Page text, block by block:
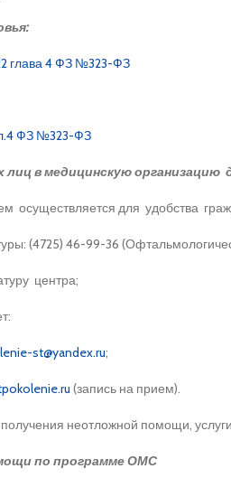
глава 4 ФЗ №323-ФЗ
ФЗ №323-ФЗ
лиц в медицинскую
осуществляется для удобства
(4725) 46-99-36
центра;
st@yandex.ru;
(запись на прием).
неотложной помощи,
по программе ОМС